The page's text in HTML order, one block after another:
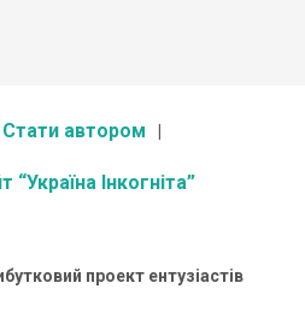
Стати автором
“Україна Інкогніта”
проект ентузіастів